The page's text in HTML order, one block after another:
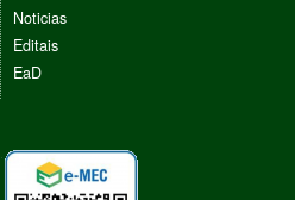
Noticias
Editais
EaD